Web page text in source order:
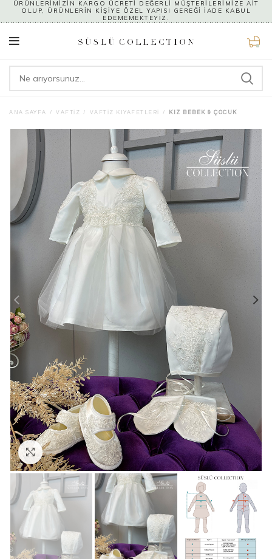
ÜRÜNLERİMİZİN KARGO ÜCRETİ DEĞERLİ MÜŞTERİLERİMİZE AİT
OLUP, ÜRÜNLERİN KİŞİYE ÖZEL YAPISI GEREĞİ İADE KABUL
EDEMEMEKTEYİZ.
0
ANA SAYFA VAFTIZ VAFTIZ KIYAFETLERI KIZ BEBEK & ÇOCUK
Click to enlarge